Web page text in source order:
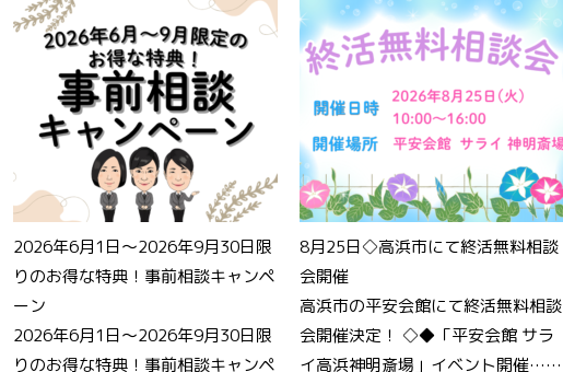
2026年6月1日～2026年9月30日限
りのお得な特典！事前相談キャンペ
ーン
2026年6月1日～2026年9月30日限
りのお得な特典！事前相談キャンペ
8月25日◇高浜市にて終活無料相談
会開催
高浜市の平安会館にて終活無料相談
会開催決定！ ◇◆「平安会館 サラ
イ高浜神明斎場」イベント開催……